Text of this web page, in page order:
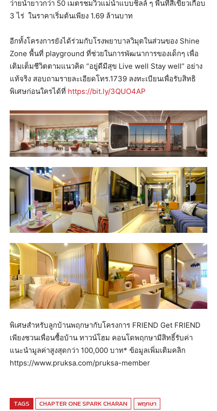
ว่ายน้ำยาวกว่า 50 เมตรชมวิวแม่น้ำแบบชิลล์ ๆ พื้นที่สีเขียวเกือบ
3 ไร่ ในราคาเริ่มต้นเพียง 1.69 ล้านบาท
อีกทั้งโครงการยังได้ร่วมกับโรงพยาบาลวิมุตในส่วนของ Shine
Zone พื้นที่ playground ที่ช่วยในการพัฒนาการของเด็กๆ เพื่อ
เติมเต็มชีวิตตามแนวคิด “อยู่ดีมีสุข Live well Stay well” อย่าง
แท้จริง สอบถามรายละเอียดโทร.1739 ลงทะเบียนเพื่อรับสิทธิ
พิเศษก่อนใครได้ที่ https://bit.ly/3QUO4AP
พิเศษสำหรับลูกบ้านพฤกษากับโครงการ FRIEND Get FRIEND
เพียงชวนเพื่อนซื้อบ้าน ทาวน์โฮม คอนโดพฤกษามีสิทธิ์รับค่า
แนะนำมูลค่าสูงสุดกว่า 100,000 บาท* ข้อมูลเพิ่มเติมคลิก
https://www.pruksa.com/pruksa-member
TAGS CHAPTER ONE SPARK CHARAN พฤกษา